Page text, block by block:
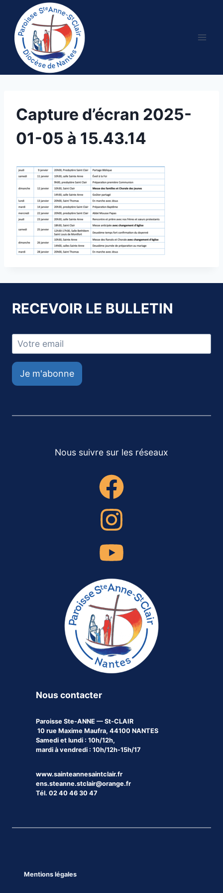
contenu
Capture d’écran 2025-
01-05 à 15.43.14
RECEVOIR LE BULLETIN
Je m'abonne
Nous suivre sur les réseaux
Nous contacter
Paroisse Ste-ANNE — St-CLAIR
10 rue Maxime Maufra, 44100 NANTES
Samedi et lundi : 10h/12h,
mardi à vendredi : 10h/12h-15h/17
www.sainteannesaintclair.fr
ens.steanne.stclair@orange.fr
Tél. 02 40 46 30 47
Mentions légales